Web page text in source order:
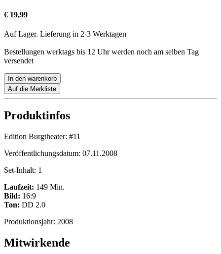
€ 19,99
Auf Lager. Lieferung in 2-3 Werktagen
Bestellungen werktags bis 12 Uhr werden noch am selben Tag
versendet
In den warenkorb
Auf die Merkliste
Produktinfos
Edition Burgtheater: #11
Veröffentlichungsdatum: 07.11.2008
Set-Inhalt: 1
Laufzeit: 149 Min.
Bild: 16:9
Ton: DD 2.0
Produktionsjahr: 2008
Mitwirkende